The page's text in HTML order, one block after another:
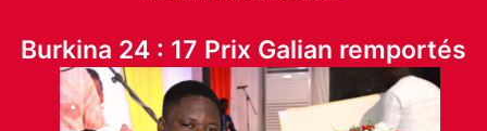
Burkina 24 : 17 Prix Galian remportés